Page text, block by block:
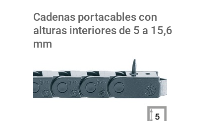
Cadenas portacables con
alturas interiores de 5 a 15,6
mm